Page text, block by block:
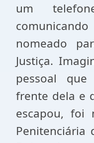
um
nomeado
Justiça.
pessoal
frente dela e
escapou, foi
Penitenciária